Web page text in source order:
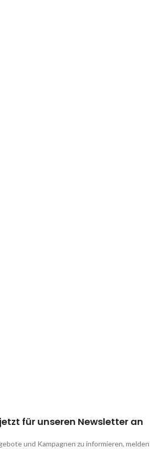
für unseren Newsletter an
und Kampagnen zu informieren, melden